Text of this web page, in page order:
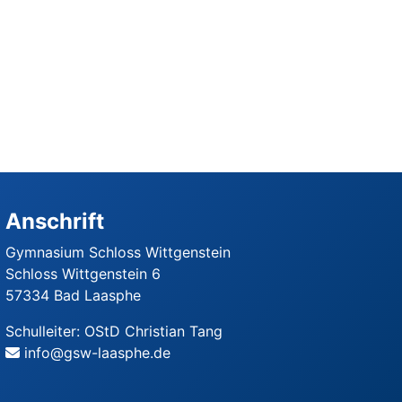
Anschrift
Gymnasium Schloss Wittgenstein
Schloss Wittgenstein 6
57334 Bad Laasphe
Schulleiter: OStD Christian Tang
info@gsw-laasphe.de